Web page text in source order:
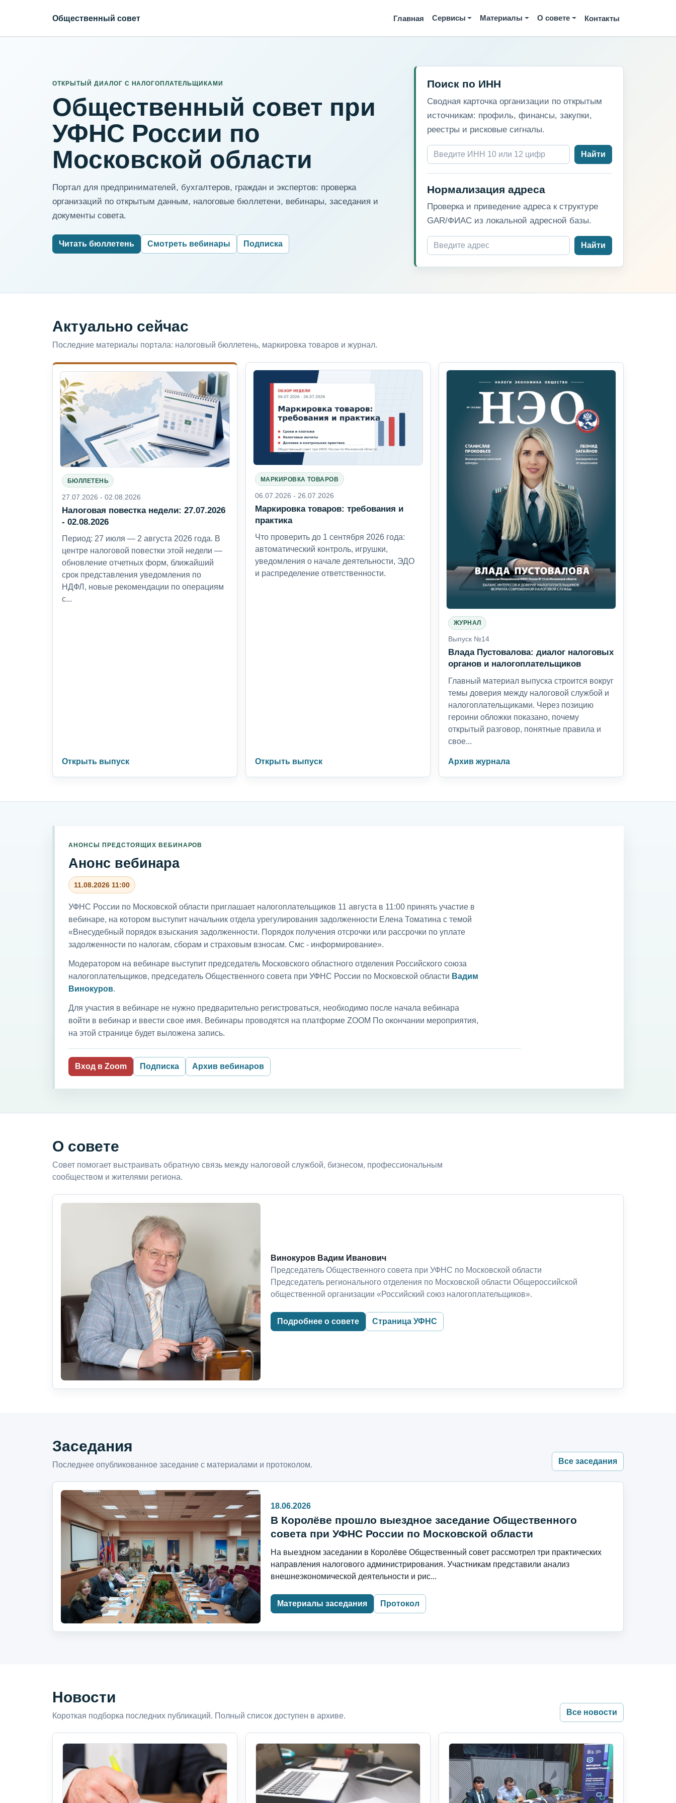
Общественный совет Главная Сервисы Материалы О совете Контакты
ОТКРЫТЫЙ ДИАЛОГ С НАЛОГОПЛАТЕЛЬЩИКАМИ
Общественный совет при
УФНС России по
Московской области
Портал для предпринимателей, бухгалтеров, граждан и экспертов: проверка
организаций по открытым данным, налоговые бюллетени, вебинары, заседания и
документы совета.
Читать бюллетень Смотреть вебинары Подписка
Поиск по ИНН
Сводная карточка организации по открытым
источникам: профиль, финансы, закупки,
реестры и рисковые сигналы.
Найти
Нормализация адреса
Проверка и приведение адреса к структуре
GAR/ФИАС из локальной адресной базы.
Найти
Актуально сейчас
Последние материалы портала: налоговый бюллетень, маркировка товаров и журнал.
БЮЛЛЕТЕНЬ
27.07.2026 - 02.08.2026
Налоговая повестка недели: 27.07.2026
- 02.08.2026
Период: 27 июля — 2 августа 2026 года. В
центре налоговой повестки этой недели —
обновление отчетных форм, ближайший
срок представления уведомления по
НДФЛ, новые рекомендации по операциям
с...
Открыть выпуск
МАРКИРОВКА ТОВАРОВ
06.07.2026 - 26.07.2026
Маркировка товаров: требования и
практика
Что проверить до 1 сентября 2026 года:
автоматический контроль, игрушки,
уведомления о начале деятельности, ЭДО
и распределение ответственности.
Открыть выпуск
ЖУРНАЛ
Выпуск №14
Влада Пустовалова: диалог налоговых
органов и налогоплательщиков
Главный материал выпуска строится вокруг
темы доверия между налоговой службой и
налогоплательщиками. Через позицию
героини обложки показано, почему
открытый разговор, понятные правила и
свое...
Архив журнала
АНОНСЫ ПРЕДСТОЯЩИХ ВЕБИНАРОВ
Анонс вебинара
11.08.2026 11:00
УФНС России по Московской области приглашает налогоплательщиков 11 августа в 11:00 принять участие в
вебинаре, на котором выступит начальник отдела урегулирования задолженности Елена Томатина с темой
«Внесудебный порядок взыскания задолженности. Порядок получения отсрочки или рассрочки по уплате
задолженности по налогам, сборам и страховым взносам. Смс - информирование».
Модератором на вебинаре выступит председатель Московского областного отделения Российского союза
налогоплательщиков, председатель Общественного совета при УФНС России по Московской области Вадим
Винокуров.
Для участия в вебинаре не нужно предварительно регистроваться, необходимо после начала вебинара
войти в вебинар и ввести свое имя. Вебинары проводятся на платформе ZOOM По окончании мероприятия,
на этой странице будет выложена запись.
Вход в Zoom Подписка Архив вебинаров
О совете
Совет помогает выстраивать обратную связь между налоговой службой, бизнесом, профессиональным
сообществом и жителями региона.
Винокуров Вадим Иванович
Председатель Общественного совета при УФНС по Московской области
Председатель регионального отделения по Московской области Общероссийской
общественной организации «Российский союз налогоплательщиков».
Подробнее о совете Страница УФНС
Заседания
Последнее опубликованное заседание с материалами и протоколом. Все заседания
18.06.2026
В Королёве прошло выездное заседание Общественного
совета при УФНС России по Московской области
На выездном заседании в Королёве Общественный совет рассмотрел три практических
направления налогового администрирования. Участникам представили анализ
внешнеэкономической деятельности и рис...
Материалы заседания Протокол
Новости
Короткая подборка последних публикаций. Полный список доступен в архиве. Все новости